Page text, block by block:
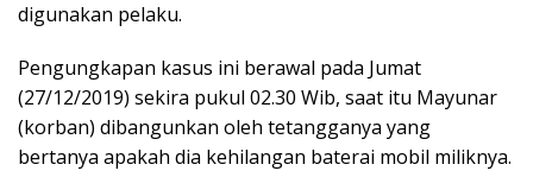
digunakan pelaku.
Pengungkapan kasus ini berawal pada Jumat
(27/12/2019) sekira pukul 02.30 Wib, saat itu Mayunar
(korban) dibangunkan oleh tetangganya yang
bertanya apakah dia kehilangan baterai mobil miliknya.